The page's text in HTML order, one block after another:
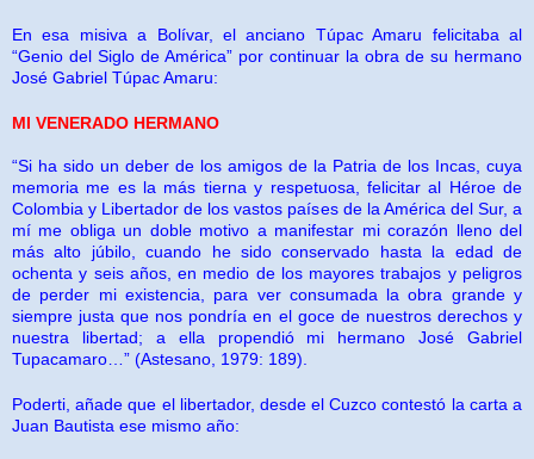
En esa misiva a Bolívar, el anciano Túpac Amaru felicitaba al
“Genio del Siglo de América” por continuar la obra de su hermano
José Gabriel Túpac Amaru:
MI VENERADO HERMANO
“Si ha sido un deber de los amigos de la Patria de los Incas, cuya
memoria me es la más tierna y respetuosa, felicitar al Héroe de
Colombia y Libertador de los vastos países de la América del Sur, a
mí me obliga un doble motivo a manifestar mi corazón lleno del
más alto júbilo, cuando he sido conservado hasta la edad de
ochenta y seis años, en medio de los mayores trabajos y peligros
de perder mi existencia, para ver consumada la obra grande y
siempre justa que nos pondría en el goce de nuestros derechos y
nuestra libertad; a ella propendió mi hermano José Gabriel
Tupacamaro…” (Astesano, 1979: 189).
Poderti, añade que el libertador, desde el Cuzco contestó la carta a
Juan Bautista ese mismo año: